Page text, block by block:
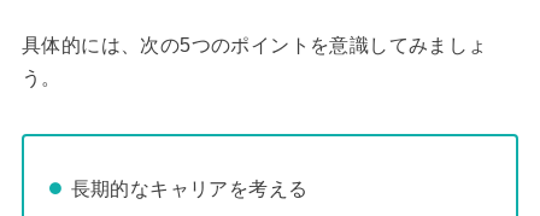
具体的には、次の5つのポイントを意識してみましょ
う。
長期的なキャリアを考える